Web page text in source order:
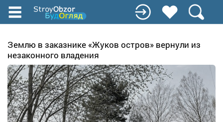
Перейти
содержанию
Землю в заказнике «Жуков остров» вернули из
незаконного владения